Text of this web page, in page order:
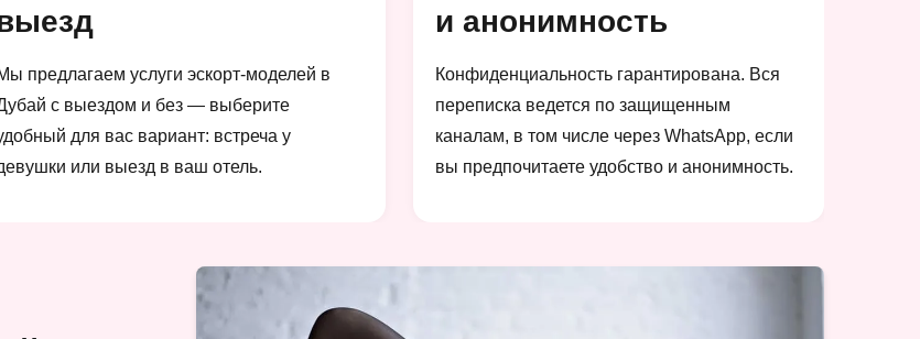
предлагаем услуги эскорт-моделей в
с выездом и без — выберите
для вас вариант: встреча у
или выезд в ваш отель.
и анонимность
Конфиденциальность гарантирована. Вся
переписка ведется по защищенным
каналам, в том числе через WhatsApp, если
вы предпочитаете удобство и анонимность.